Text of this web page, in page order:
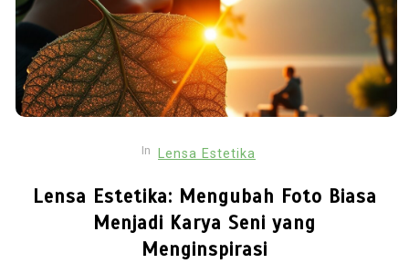
In Lensa Estetika
Lensa Estetika: Mengubah Foto Biasa
Menjadi Karya Seni yang
Menginspirasi